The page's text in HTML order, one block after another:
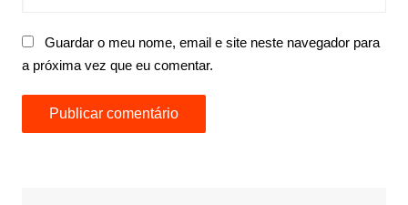
Guardar o meu nome, email e site neste navegador para
a próxima vez que eu comentar.